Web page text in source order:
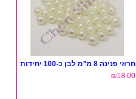
חרוזי פנינה 8 מ”מ לבן כ-100 יחידות
₪18.00